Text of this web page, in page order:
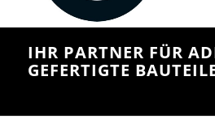
IHR PARTNER FÜR
GEFERTIGTE